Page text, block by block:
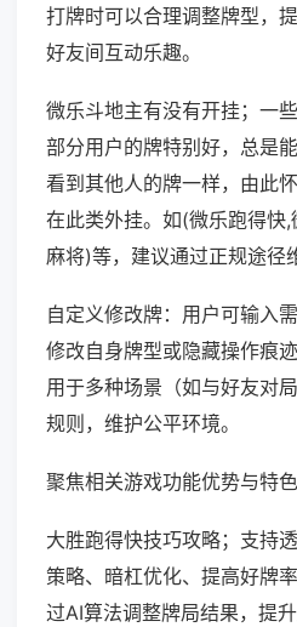
打牌时可以合理调整牌型，
好友间互动乐趣。
微乐斗地主有没有开挂；一
部分用户的牌特别好，总是
看到其他人的牌一样，由此
在此类外挂。如(微乐跑得快
麻将)等，建议通过正规途径
自定义修改牌：用户可输入
修改自身牌型或隐藏操作痕
用于多种场景（如与好友对
规则，维护公平环境。
聚焦相关游戏功能优势与特色
大胜跑得快技巧攻略；支持
策略、暗杠优化、提高好牌
过AI算法调整牌局结果，提升